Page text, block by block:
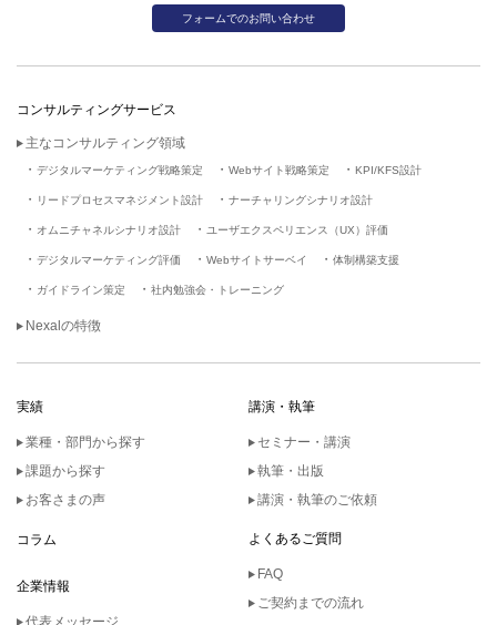
フォームでのお問い合わせ
コンサルティングサービス
主なコンサルティング領域
デジタルマーケティング戦略策定 Webサイト戦略策定 KPI/KFS設計
リードプロセスマネジメント設計 ナーチャリングシナリオ設計
オムニチャネルシナリオ設計 ユーザエクスペリエンス（UX）評価
デジタルマーケティング評価 Webサイトサーベイ 体制構築支援
ガイドライン策定 社内勉強会・トレーニング
Nexalの特徴
実績
業種・部門から探す
課題から探す
お客さまの声
講演・執筆
セミナー・講演
執筆・出版
講演・執筆のご依頼
コラム
企業情報
よくあるご質問
FAQ
ご契約までの流れ